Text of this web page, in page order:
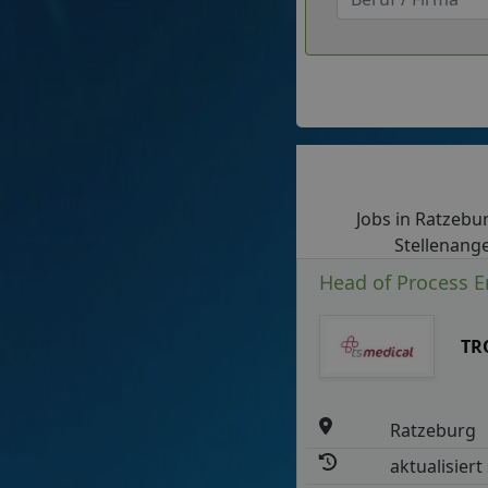
Jobs in
Head of Process
Ratzeburg
aktualisiert